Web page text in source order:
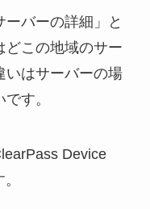
バーの詳細」と
どこの地域のサー
いはサーバーの場
す。
Device